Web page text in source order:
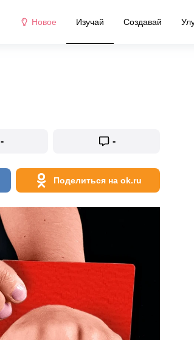
Новое Изучай Создавай
- -
Поделиться на ok.ru